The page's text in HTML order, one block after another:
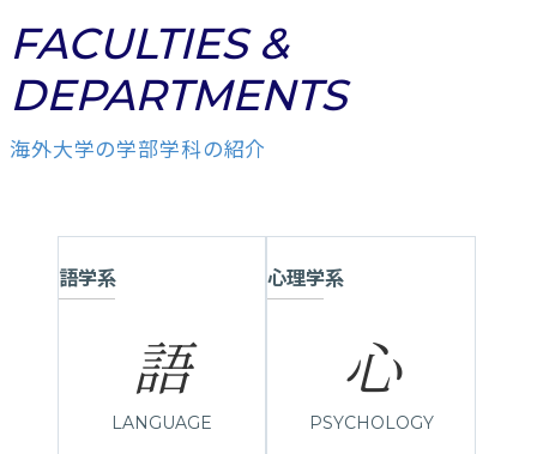
FACULTIES &
DEPARTMENTS
海外大学の学部学科の紹介
語学系
語
LANGUAGE
心理学系
心
PSYCHOLOGY